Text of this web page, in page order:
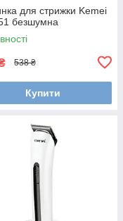
для стрижки Kemei
безшумна
538 ₴
Купити